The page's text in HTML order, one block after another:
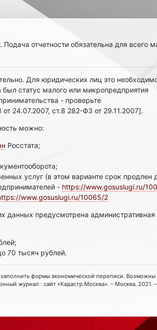
Подача отчетности обязательна для всего
Для юридических лиц это
статус малого или микропредприятия
- проверьте
24.07.2007, ст.8 282-ФЗ от 29.11.2007].
можно:
Росстата;
услуг (в этом варианте срок продлен
- https://www.gosuslugi.ru/
www.gosuslugi.ru/10065/2
данных предусмотрена
70 тысяч рублей.
формы экономической переписи.
журнал : сайт «Кадастр.Москва». – Москва, 2021.